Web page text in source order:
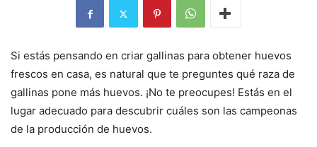
Si estás pensando en criar gallinas para obtener huevos
frescos en casa, es natural que te preguntes qué raza de
gallinas pone más huevos. ¡No te preocupes! Estás en el
lugar adecuado para descubrir cuáles son las campeonas
de la producción de huevos.